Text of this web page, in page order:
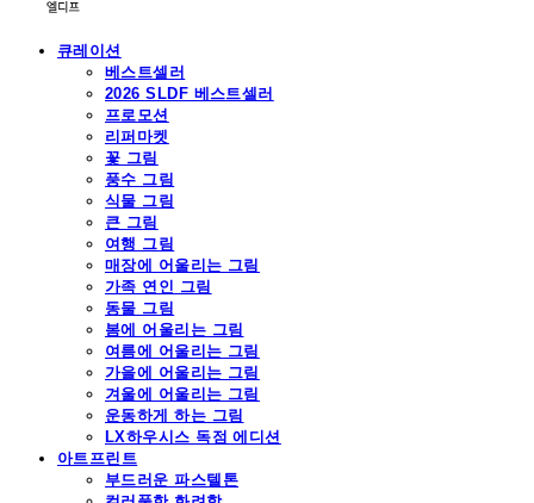
큐레이션
베스트셀러
2026 SLDF 베스트셀러
프로모션
리퍼마켓
꽃 그림
풍수 그림
식물 그림
큰 그림
여행 그림
매장에 어울리는 그림
가족 연인 그림
동물 그림
봄에 어울리는 그림
여름에 어울리는 그림
가을에 어울리는 그림
겨울에 어울리는 그림
운동하게 하는 그림
LX하우시스 독점 에디션
아트프린트
부드러운 파스텔톤